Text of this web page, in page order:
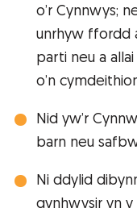
o’r Cynnwys;
unrhyw ffordd
parti neu a
o’n
Nid yw’r
barn neu
Ni ddylid
gynhwysir yn